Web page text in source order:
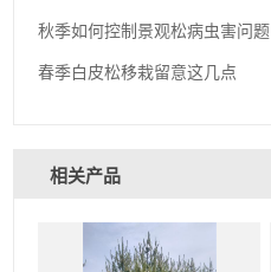
秋季如何控制景观松病虫害问题
春季白皮松移栽留意这几点
相关产品